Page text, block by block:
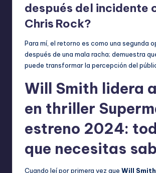
después del incidente
Chris Rock?
Para mí, el retorno es como una segunda
después de una mala racha; demuestra
puede transformar la percepción del
Will Smith lidera
en thriller
estreno 2024:
que necesitas
Cuando leí por primera vez que Will